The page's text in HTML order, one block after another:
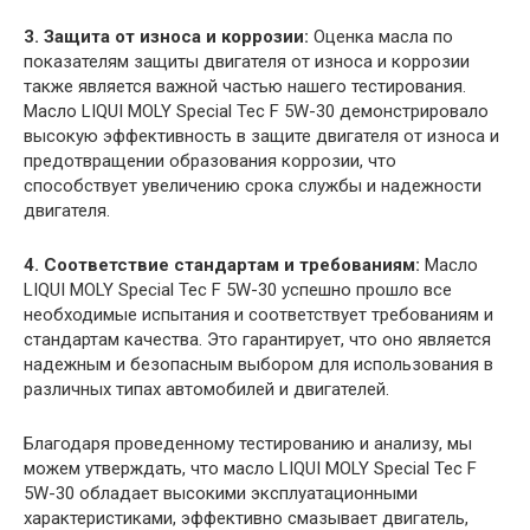
3. Защита от износа и коррозии: Оценка масла по
показателям защиты двигателя от износа и коррозии
также является важной частью нашего тестирования.
Масло LIQUI MOLY Special Tec F 5W-30 демонстрировало
высокую эффективность в защите двигателя от износа и
предотвращении образования коррозии, что
способствует увеличению срока службы и надежности
двигателя.
4. Соответствие стандартам и требованиям: Масло
LIQUI MOLY Special Tec F 5W-30 успешно прошло все
необходимые испытания и соответствует требованиям и
стандартам качества. Это гарантирует, что оно является
надежным и безопасным выбором для использования в
различных типах автомобилей и двигателей.
Благодаря проведенному тестированию и анализу, мы
можем утверждать, что масло LIQUI MOLY Special Tec F
5W-30 обладает высокими эксплуатационными
характеристиками, эффективно смазывает двигатель,